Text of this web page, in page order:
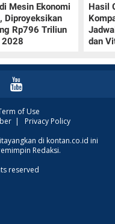
Mesin Ekonomi
Diproyeksikan
Rp796 Triliun
2028
Hasil
dan
of Use
| Privacy Policy
di kontan.co.id ini
Redaksi.
reserved